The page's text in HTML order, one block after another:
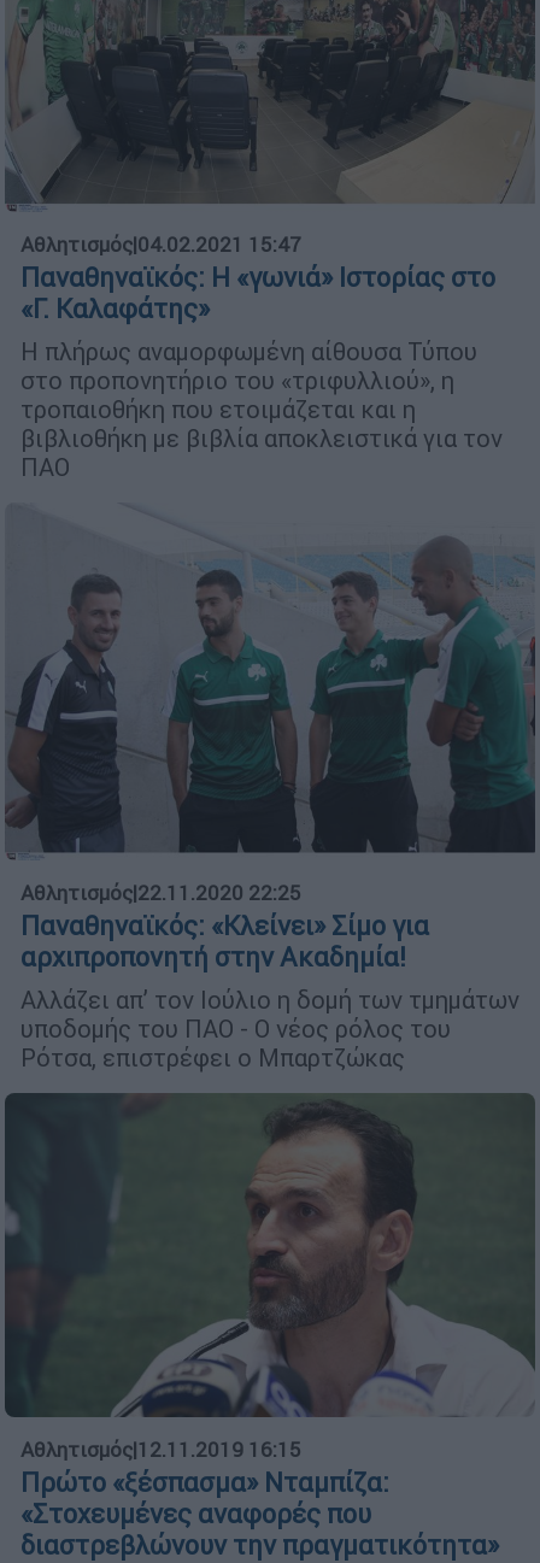
Αθλητισμός|04.02.2021 15:47
Παναθηναϊκός: Η «γωνιά» Ιστορίας στο
«Γ. Καλαφάτης»
Η πλήρως αναμορφωμένη αίθουσα Τύπου
στο προπονητήριο του «τριφυλλιού», η
τροπαιοθήκη που ετοιμάζεται και η
βιβλιοθήκη με βιβλία αποκλειστικά για τον
ΠΑΟ
Αθλητισμός|22.11.2020 22:25
Παναθηναϊκός: «Κλείνει» Σίμο για
αρχιπροπονητή στην Ακαδημία!
Αλλάζει απ’ τον Ιούλιο η δομή των τμημάτων
υποδομής του ΠΑΟ - Ο νέος ρόλος του
Ρότσα, επιστρέφει ο Μπαρτζώκας
Αθλητισμός|12.11.2019 16:15
Πρώτο «ξέσπασμα» Νταμπίζα:
«Στοχευμένες αναφορές που
διαστρεβλώνουν την πραγματικότητα»